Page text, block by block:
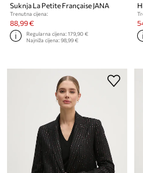
Suknja La Petite Française JANA
Trenutna cijena:
88,99 €
Regularna cijena:179,90 €
Najniža cijena:98,99 €